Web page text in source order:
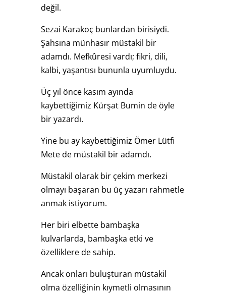
değil.
Sezai Karakoç bunlardan birisiydi.
Şahsına münhasır müstakil bir
adamdı. Mefkûresi vardı; fikri, dili,
kalbi, yaşantısı bununla uyumluydu.
Üç yıl önce kasım ayında
kaybettiğimiz Kürşat Bumin de öyle
bir yazardı.
Yine bu ay kaybettiğimiz Ömer Lütfi
Mete de müstakil bir adamdı.
Müstakil olarak bir çekim merkezi
olmayı başaran bu üç yazarı rahmetle
anmak istiyorum.
Her biri elbette bambaşka
kulvarlarda, bambaşka etki ve
özelliklere de sahip.
Ancak onları buluşturan müstakil
olma özelliğinin kıymetli olmasının